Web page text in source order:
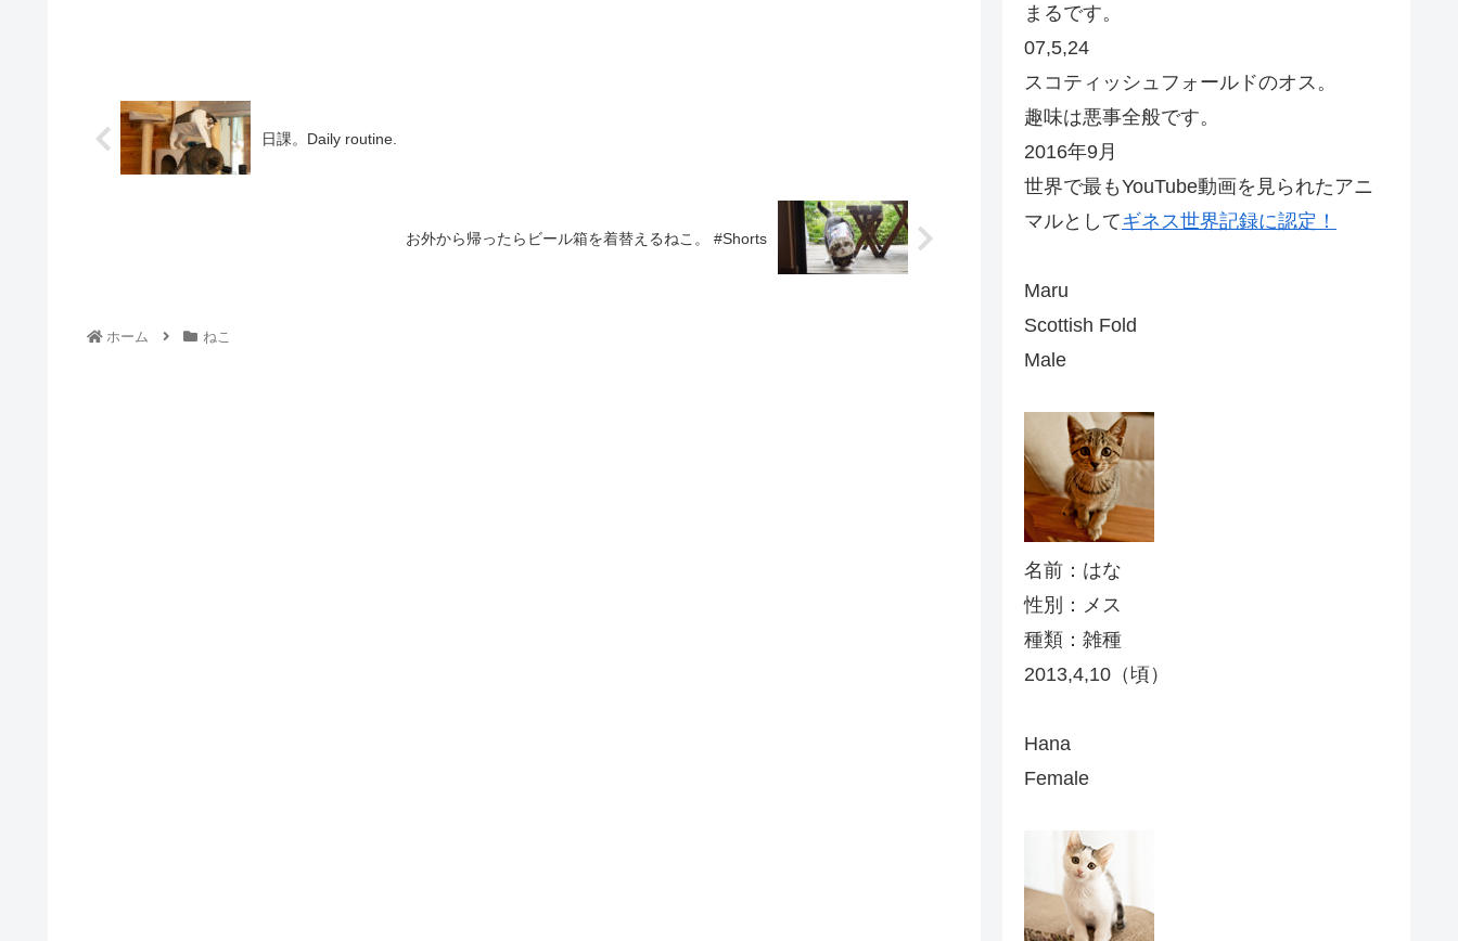
日課。Daily routine.
お外から帰ったらビール箱を着替えるねこ。 #Shorts
ホーム ねこ
まるです。
07,5,24
スコティッシュフォールドのオス。
趣味は悪事全般です。
2016年9月
世界で最もYouTube動画を見られたアニ
マルとしてギネス世界記録に認定！
Maru
Scottish Fold
Male
名前：はな
性別：メス
種類：雑種
2013,4,10（頃）
Hana
Female